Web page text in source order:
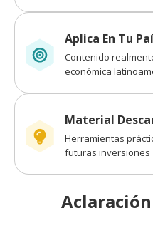
Aplica En Tu
Contenido
económica
Material
Herramientas
futuras inversiones